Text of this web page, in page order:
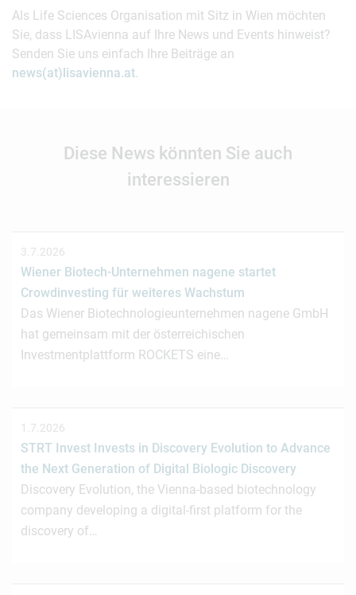
Als Life Sciences Organisation mit Sitz in Wien möchten
Sie, dass LISAvienna auf Ihre News und Events hinweist?
Senden Sie uns einfach Ihre Beiträge an
news(at)lisavienna.at.
Diese News könnten Sie auch
interessieren
3.7.2026
Wiener Biotech-Unternehmen nagene startet
Crowdinvesting für weiteres Wachstum
Das Wiener Biotechnologieunternehmen nagene GmbH
hat gemeinsam mit der österreichischen
Investmentplattform ROCKETS eine…
1.7.2026
STRT Invest Invests in Discovery Evolution to Advance
the Next Generation of Digital Biologic Discovery
Discovery Evolution, the Vienna-based biotechnology
company developing a digital-first platform for the
discovery of…